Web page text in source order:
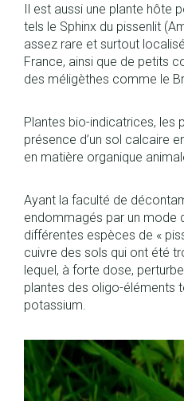
Il est aussi une plante hôte
tels le Sphinx du pissenlit
assez rare et surtout
France, ainsi que de petits
des méligèthes comme le
Plantes bio-indicatrices, les
présence d’un sol calcaire
en matière organique
Ayant la faculté de
endommagés par un mode
différentes espèces de «
cuivre des sols qui ont été
lequel, à forte dose,
plantes des oligo-éléments
potassium.